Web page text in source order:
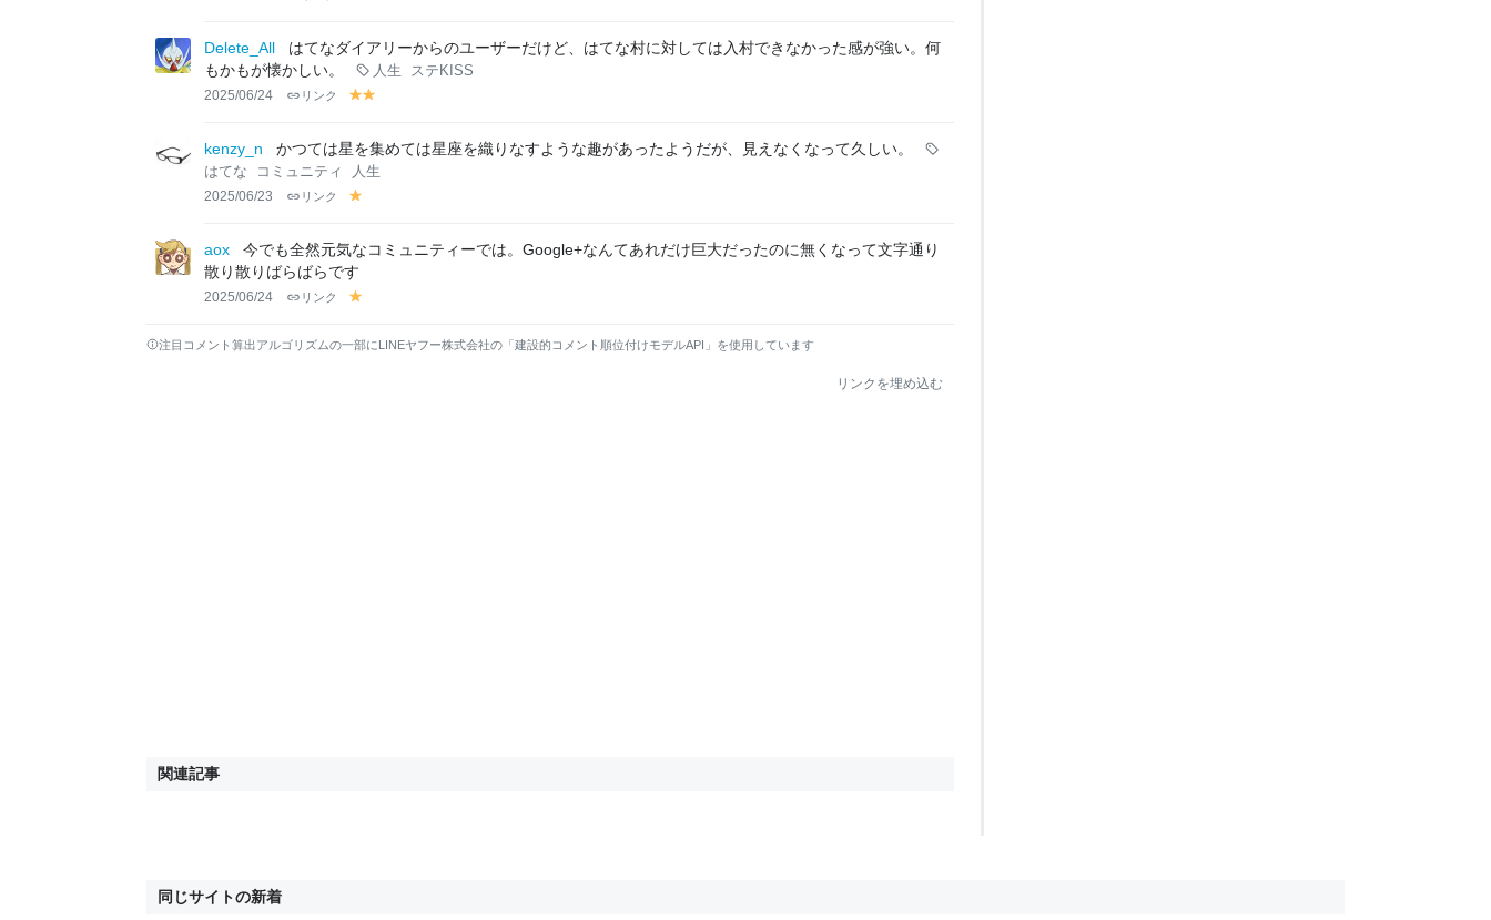
lo
w
Delete_All
はてなダイアリーからのユーザーだけど、はてな村に対しては入村できなかった感が強い。何
もかもが懐かしい。
人生 ステKISS
2025/06/24 リンク
y
lo
w
lo
w
kenzy_n かつては星を集めては星座を織りなすような趣があったようだが、見えなくなって久しい。
はてな コミュニティ 人生
2025/06/23 リンク
lo
w
aox
今でも全然元気なコミュニティーでは。Google+なんてあれだけ巨大だったのに無くなって文字通り
散り散りばらばらです
2025/06/24 リンク
lo
注目コメント算出アルゴリズムの一部にLINEヤフー株式会社の「建設的コメント順位付けモデルAPI」を使用しています
リンクを埋め込む
関連記事
同じサイトの新着